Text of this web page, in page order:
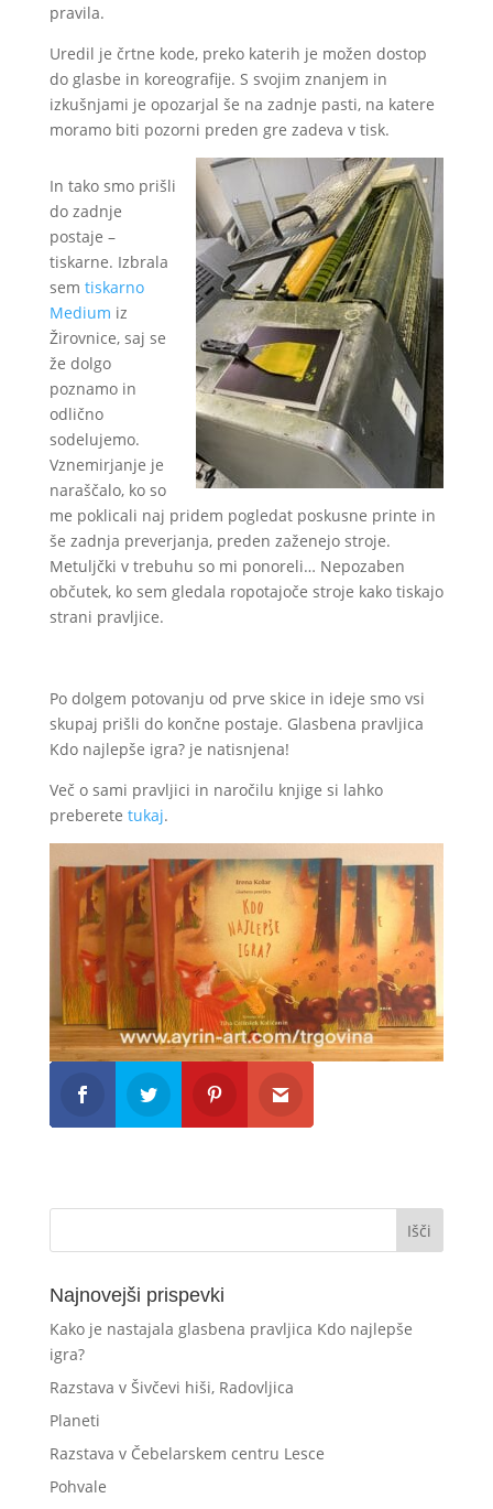
pravila.
Uredil je črtne kode, preko katerih je možen dostop
do glasbe in koreografije. S svojim znanjem in
izkušnjami je opozarjal še na zadnje pasti, na katere
moramo biti pozorni preden gre zadeva v tisk.
In tako smo prišli
do zadnje
postaje –
tiskarne. Izbrala
sem tiskarno
Medium iz
Žirovnice, saj se
že dolgo
poznamo in
odlično
sodelujemo.
Vznemirjanje je
naraščalo, ko so
me poklicali naj pridem pogledat poskusne printe in
še zadnja preverjanja, preden zaženejo stroje.
Metuljčki v trebuhu so mi ponoreli… Nepozaben
občutek, ko sem gledala ropotajoče stroje kako tiskajo
strani pravljice.
Po dolgem potovanju od prve skice in ideje smo vsi
skupaj prišli do končne postaje. Glasbena pravljica
Kdo najlepše igra? je natisnjena!
Več o sami pravljici in naročilu knjige si lahko
preberete tukaj.
Najnovejši prispevki
Kako je nastajala glasbena pravljica Kdo najlepše
igra?
Razstava v Šivčevi hiši, Radovljica
Planeti
Razstava v Čebelarskem centru Lesce
Pohvale